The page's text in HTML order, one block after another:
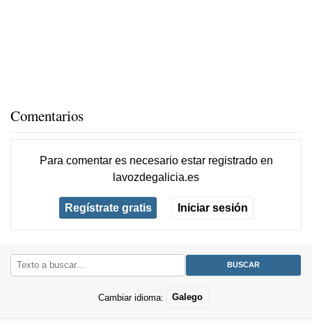
Comentarios
Para comentar es necesario estar registradoen
lavozdegalicia.es
Regístrate gratis Iniciar sesión
Cambiar idioma: Galego